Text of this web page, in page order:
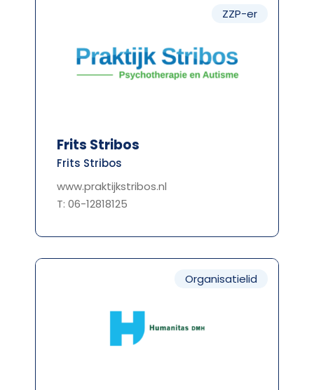
ZZP-er
Frits Stribos
Frits Stribos
www.praktijkstribos.nl
T: 06-12818125
Organisatielid